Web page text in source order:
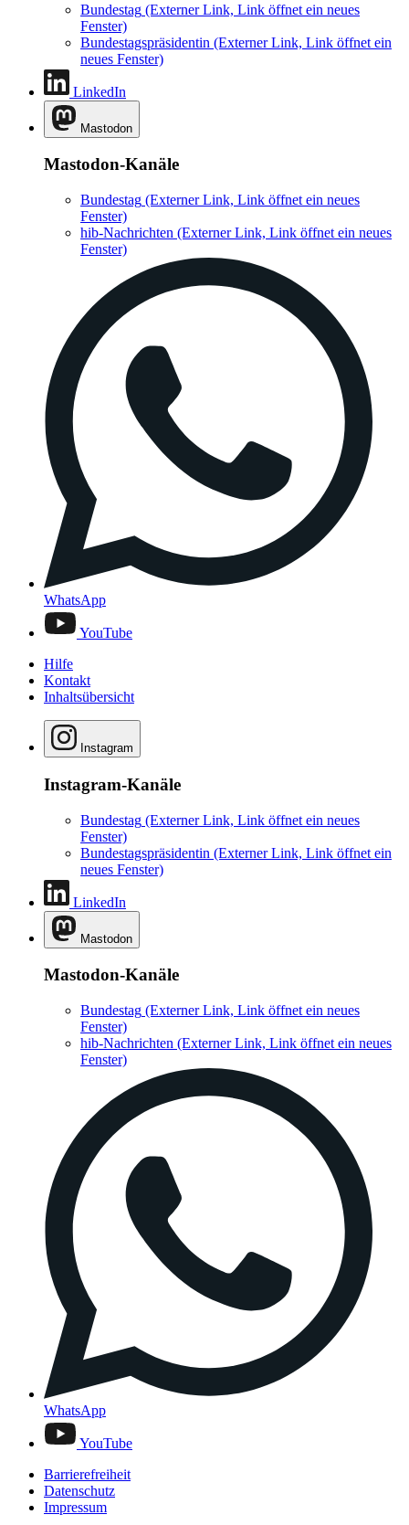
Bundestag (Externer Link, Link öffnet ein neues
Fenster)
Bundestagspräsidentin (Externer Link, Link öffnet ein
neues Fenster)
LinkedIn
Mastodon
Mastodon-Kanäle
Bundestag (Externer Link, Link öffnet ein neues
Fenster)
hib-Nachrichten (Externer Link, Link öffnet ein neues
Fenster)
WhatsApp
YouTube
Hilfe
Kontakt
Inhaltsübersicht
Instagram
Instagram-Kanäle
Bundestag (Externer Link, Link öffnet ein neues
Fenster)
Bundestagspräsidentin (Externer Link, Link öffnet ein
neues Fenster)
LinkedIn
Mastodon
Mastodon-Kanäle
Bundestag (Externer Link, Link öffnet ein neues
Fenster)
hib-Nachrichten (Externer Link, Link öffnet ein neues
Fenster)
WhatsApp
YouTube
Barrierefreiheit
Datenschutz
Impressum